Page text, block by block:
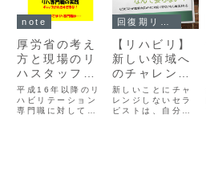
note
厚労省の考え
方と現場のリ
ハスタッフと
の考え方のギ
ャップ大きそ
うだな、大丈
平成16年以降のリ
ハビリテーション
専門職に対しての
【リハビリ】
新しい領域へ
のチャレンジ
は失敗する
し、恥もか
く、だから成
新しいことにチャ
レンジしないセラ
ピストは、自分の